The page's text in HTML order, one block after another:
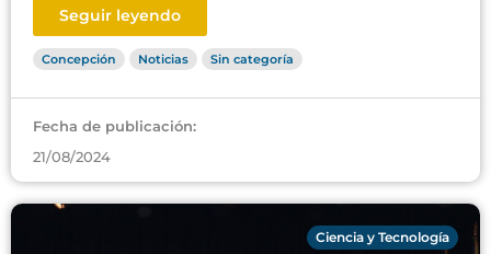
Seguir leyendo
Concepción Noticias Sin categoría
Fecha de publicación:
21/08/2024
Ciencia y Tecnología